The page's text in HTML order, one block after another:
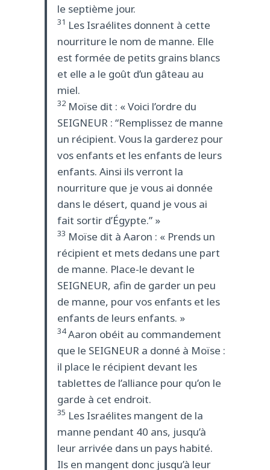
le septième jour.
31 Les Israélites donnent à cette
nourriture le nom de manne. Elle
est formée de petits grains blancs
et elle a le goût d’un gâteau au
miel.
32Moïse dit : « Voici l’ordre du
SEIGNEUR : “Remplissez de manne
un récipient. Vous la garderez pour
vos enfants et les enfants de leurs
enfants. Ainsi ils verront la
nourriture que je vous ai donnée
dans le désert, quand je vous ai
fait sortir d’Égypte.” »
33 Moïse dit à Aaron : « Prends un
récipient et mets dedans une part
de manne. Place-le devant le
SEIGNEUR, afin de garder un peu
de manne, pour vos enfants et les
enfants de leurs enfants. »
34Aaron obéit au commandement
que le SEIGNEUR a donné à Moïse :
il place le récipient devant les
tablettes de l’alliance pour qu’on le
garde à cet endroit.
35 Les Israélites mangent de la
manne pendant 40 ans, jusqu’à
leur arrivée dans un pays habité.
Ils en mangent donc jusqu’à leur